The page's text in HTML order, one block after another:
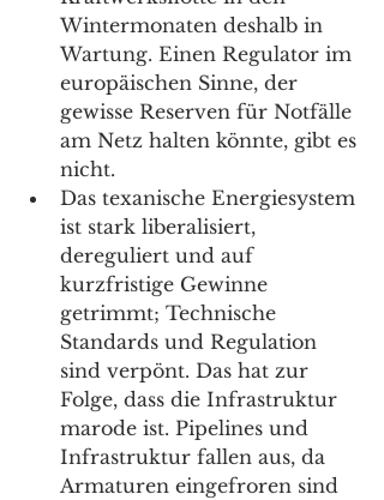
Wintermonaten deshalb in
Wartung. Einen Regulator im
europäischen Sinne, der
gewisse Reserven für Notfälle
am Netz halten könnte, gibt es
nicht.
Das texanische Energiesystem
ist stark liberalisiert,
dereguliert und auf
kurzfristige Gewinne
getrimmt; Technische
Standards und Regulation
sind verpönt. Das hat zur
Folge, dass die Infrastruktur
marode ist. Pipelines und
Infrastruktur fallen aus, da
Armaturen eingefroren sind